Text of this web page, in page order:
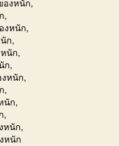
องหนัก,
,
งหนัก,
ก,
นัก,
ก,
หนัก,
,
นัก,
,
หนัก,
หนัก